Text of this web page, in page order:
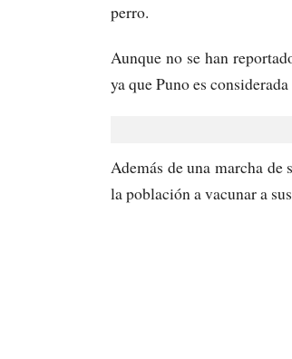
perro.
Aunque no se han
ya que Puno es
Además de una marcha de
la población a vacunar a